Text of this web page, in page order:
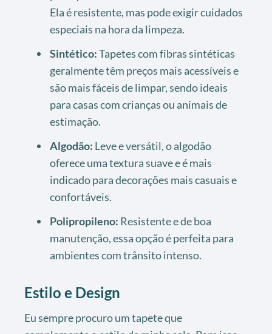
Ela é resistente, mas pode exigir cuidados
especiais na hora da limpeza.
Sintético:Tapetes com fibras sintéticas
geralmente têm preços mais acessíveis e
são mais fáceis de limpar, sendo ideais
para casas com crianças ou animais de
estimação.
Algodão: Leve e versátil, o algodão
oferece uma textura suave e é mais
indicado para decorações mais casuais e
confortáveis.
Polipropileno: Resistente e de boa
manutenção, essa opção é perfeita para
ambientes com trânsito intenso.
Estilo e Design
Eu sempre procuro um tapete que